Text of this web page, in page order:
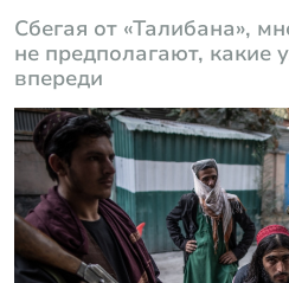
Сбегая от «Талибана»,
не предполагают, какие
впереди